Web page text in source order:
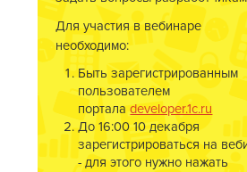
Для участия в вебинаре
необходимо:
Быть зарегистрированным
пользователем
порталаdeveloper.1c.ru
До 16:00 10 декабря
зарегистрироваться на
- для этого нужно нажать